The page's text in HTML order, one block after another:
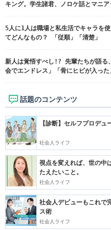
キング。学生諸君、ノロケ話とマニア
5人に1人は職場と私生活でキャラを
てどんなもの？ 「従順」「清楚」
新人は覚悟すべし!? 先輩たちが語る
会でエンドレス」「骨にヒビが入った
話題のコンテンツ
【診断】セルフプロデ
社会人ライフ
視点を変えれば、世の中
たえたいこと。
社会人ライフ
社会人デビューもこれ
ス術
社会人ライフ